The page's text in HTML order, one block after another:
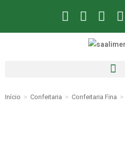
Início > Confeitaria > Confeitaria Fina >